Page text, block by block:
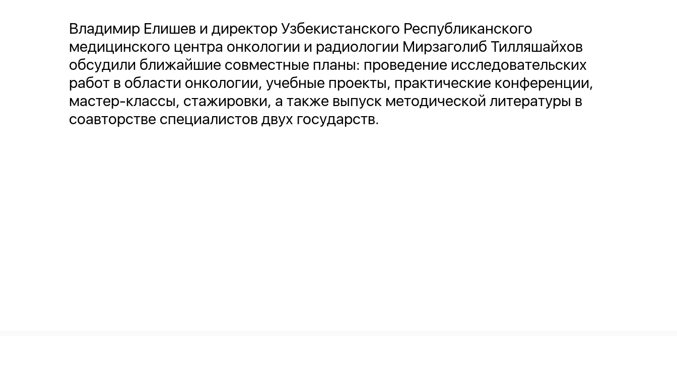
Владимир Елишев и директор Узбекистанского Республиканского
медицинского центра онкологии и радиологии Мирзаголиб Тилляшайхов
обсудили ближайшие совместные планы: проведение исследовательских
работ в области онкологии, учебные проекты, практические конференции,
мастер-классы, стажировки, а также выпуск методической литературы в
соавторстве специалистов двух государств.